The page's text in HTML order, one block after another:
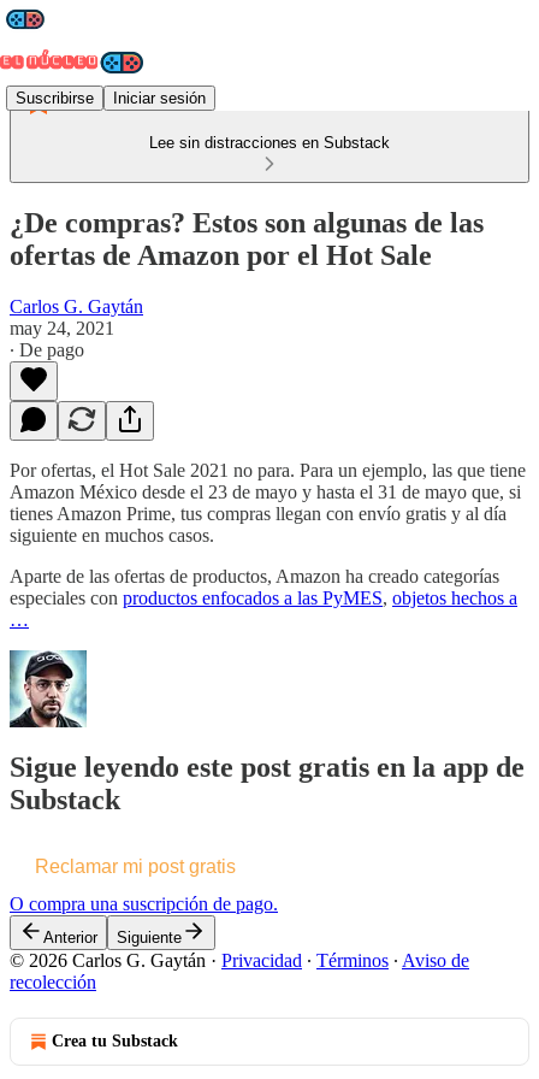
Suscribirse Iniciar sesión
Lee sin distracciones en Substack
¿De compras? Estos son algunas de las
ofertas de Amazon por el Hot Sale
Carlos G. Gaytán
may 24, 2021
∙ De pago
Por ofertas, el Hot Sale 2021 no para. Para un ejemplo, las que tiene
Amazon México desde el 23 de mayo y hasta el 31 de mayo que, si
tienes Amazon Prime, tus compras llegan con envío gratis y al día
siguiente en muchos casos.
Aparte de las ofertas de productos, Amazon ha creado categorías
especiales con productos enfocados a las PyMES, objetos hechos a
…
Sigue leyendo este post gratis en la app de
Substack
Reclamar mi post gratis
O compra una suscripción de pago.
Anterior Siguiente
© 2026 Carlos G. Gaytán · Privacidad ∙ Términos ∙ Aviso de
recolección
Crea tu Substack